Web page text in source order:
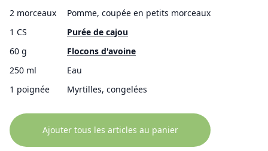
2 morceaux
Pomme, coupée en petits morceaux
1 CS
Purée de cajou
60 g
Flocons d'avoine
250 ml
Eau
1 poignée
Myrtilles, congelées
Ajouter tous les articles au panier